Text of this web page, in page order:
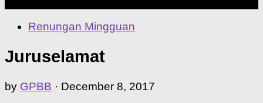
Renungan Mingguan
Juruselamat
by GPBB · December 8, 2017